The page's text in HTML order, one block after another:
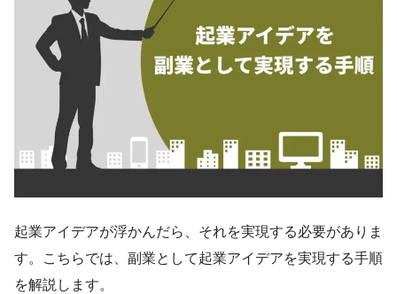
起業アイデアが浮かんだら、それを実現する必要がありま
す。こちらでは、副業として起業アイデアを実現する手順
を解説します。